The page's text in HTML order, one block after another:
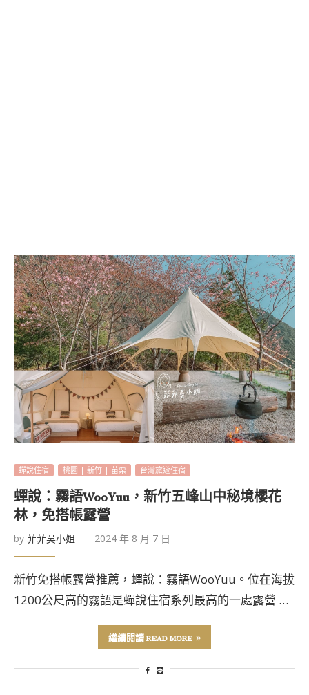
蟬說住宿 桃園 | 新竹 | 苗栗 台灣旅遊住宿
蟬說：霧語WooYuu，新竹五峰山中秘境櫻花
林，免搭帳露營
by 菲菲吳小姐 2024 年 8 月 7 日
新竹免搭帳露營推薦，蟬說：霧語WooYuu。位在海拔
1200公尺高的霧語是蟬說住宿系列最高的一處露營 …
繼續閱讀 READ MORE